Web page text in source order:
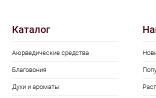
Каталог
Аюрведические средства
Благовония
Духи и ароматы